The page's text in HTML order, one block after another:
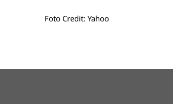
Foto Credit: Yahoo